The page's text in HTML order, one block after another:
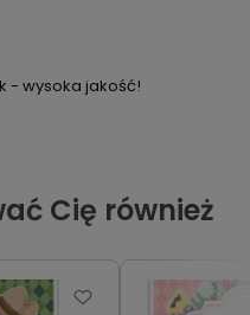
- wysoka jakość!
Cię również